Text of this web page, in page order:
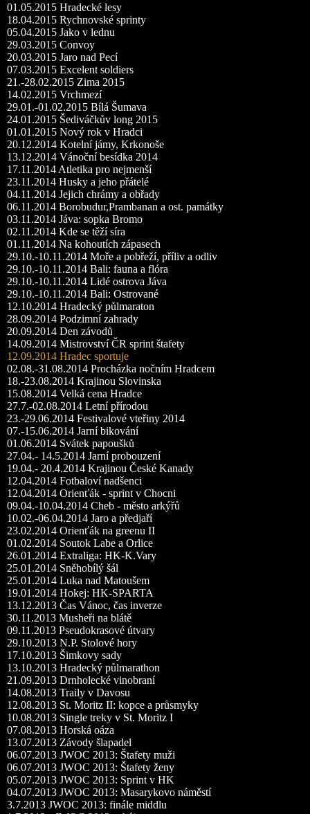
01.05.2015 Hradecké lesy
18.04.2015 Rychnovské sprinty
05.04.2015 Jako v lednu
29.03.2015 Convoy
20.03.2015 Jaro nad Pecí
07.03.2015 Excelent soldiers
21.-28.02.2015 Zima 2015
14.02.2015 Vrchmezí
29.01.-01.02.2015 Bílá Šumava
24.01.2015 Šediváčkův long 2015
01.01.2015 Nový rok v Hradci
20.12.2014 Kotelní jámy, Krkonoše
13.12.2014 Vánoční besídka 2014
17.11.2014 Atletika pro nejmenší
23.11.2014 Husky a jeho přátelé
04.11.2014 Jejich chrámy a obřady
06.11.2014 Borobudur,Prambanan a ost. památky
03.11.2014 Jáva: sopka Bromo
02.11.2014 Kde se těží síra
01.11.2014 Na kohoutích zápasech
29.10.-10.11.2014 Moře a pobřeží, příliv a odliv
29.10.-10.11.2014 Bali: fauna a flóra
29.10.-10.11.2014 Lidé ostrova Jáva
29.10.-10.11.2014 Bali: Ostrované
12.10.2014 Hradecký půlmaraton
28.09.2014 Podzimní zahrady
20.09.2014 Den závodů
14.09.2014 Mistrovství ČR sprint štafety
12.09.2014 Hradec sportuje
02.08.-31.08.2014 Procházka nočním Hradcem
18.-23.08.2014 Krajinou Slovinska
15.08.2014 Velká cena Hradce
27.7.-02.08.2014 Letní přírodou
23.-29.06.2014 Festivalové vteřiny 2014
07.-15.06.2014 Jarní bikování
01.06.2014 Svátek papoušků
27.04.- 14.5.2014 Jarní probouzení
19.04.- 20.4.2014 Krajinou České Kanady
12.04.2014 Fotbaloví nadšenci
12.04.2014 Orienťák - sprint v Chocni
09.04.-10.04.2014 Cheb - město arkýřů
10.02.-06.04.2014 Jaro a předjaří
23.02.2014 Orienťák na greenu II
01.02.2014 Soutok Labe a Orlice
26.01.2014 Extraliga: HK-K.Vary
25.01.2014 Sněhobílý šál
25.01.2014 Luka nad Matoušem
19.01.2014 Hokej: HK-SPARTA
13.12.2013 Čas Vánoc, čas inverze
30.11.2013 Musheři na blátě
09.11.2013 Pseudokrasové útvary
29.10.2013 N.P. Stolové hory
17.10.2013 Šimkovy sady
13.10.2013 Hradecký půlmarathon
21.09.2013 Drnholecké vinobraní
14.08.2013 Traily v Davosu
12.08.2013 St. Moritz II: kopce a průsmyky
10.08.2013 Single treky v St. Moritz I
07.08.2013 Horská oáza
13.07.2013 Závody šlapadel
06.07.2013 JWOC 2013: Štafety muži
06.07.2013 JWOC 2013: Štafety ženy
05.07.2013 JWOC 2013: Sprint v HK
04.07.2013 JWOC 2013: Masarykovo náměstí
3.7.2013 JWOC 2013: finále middlu